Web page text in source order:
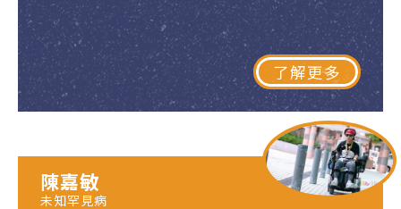
了解更多
陳嘉敏
未知罕見病